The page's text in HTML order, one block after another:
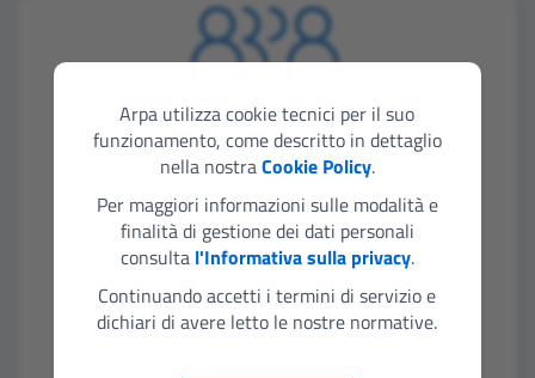
vuoi utilizzare per accedere
Entra con CIE
Arpa utilizza cookie tecnici per il suo
funzionamento, come descritto in dettaglio
nella nostraCookie Policy.
Per maggiori informazioni sulle modalità e
finalità di gestione dei dati personali
consulta l'Informativa sulla privacy.
Continuando accetti i termini di servizio e
dichiari di avere letto le nostre normative.